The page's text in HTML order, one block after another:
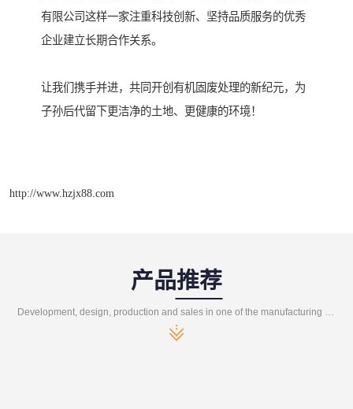
有限公司这样一家注重科技创新、坚持品质服务的优秀
企业建立长期合作关系。
让我们携手并进，共同开创有机固废处理的新纪元，为
子孙后代留下更洁净的土地、更健康的环境！
http://www.hzjx88.com
产品推荐
Development, design, production and sales in one of the manufacturing enterprises